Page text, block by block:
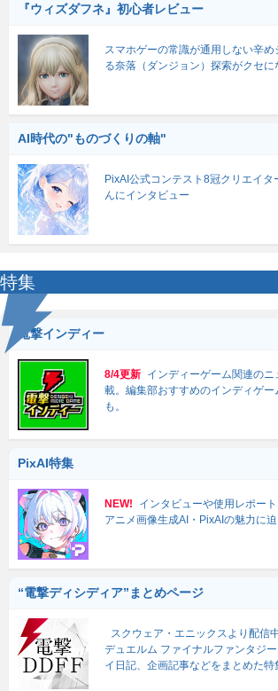
『ウィズダフネ』初心者レビュー
スマホゲーの常識が通用しない辛
る奈落（ダンジョン）探索がクセに
AI時代の"ものづくりの軸"
PixAI公式コンテスト8冠クリエイタ
んにインタビュー
特集
電撃インディー
8/4更新 インディーゲーム関連の
載。編集部おすすめのインディゲ
も。
PixAI特集
NEW!
インタビューや使用レポー
アニメ画像生成AI・PixAIの魅力に迫
“電撃ディシディア”まとめページ
スクウェア・エニックスより配信
デュエルム ファイナルファンタジ
イ日記、企画記事などをまとめた特